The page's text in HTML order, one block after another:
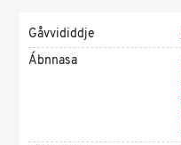
Gåvvididdje
Ábnnasa